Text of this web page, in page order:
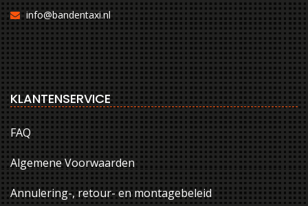
info@bandentaxi.nl
KLANTENSERVICE
FAQ
Algemene Voorwaarden
Annulering-, retour- en montagebeleid